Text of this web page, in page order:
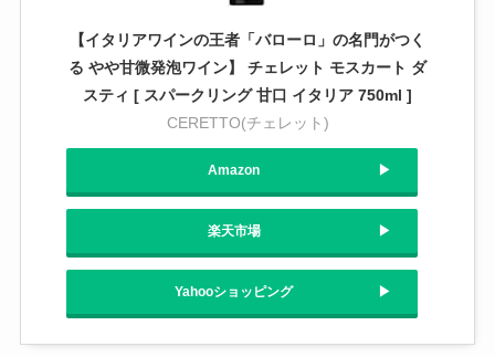
【イタリアワインの王者「バローロ」の名門がつく
る やや甘微発泡ワイン】 チェレット モスカート ダ
スティ [ スパークリング 甘口 イタリア 750ml ]
CERETTO(チェレット)
Amazon
楽天市場
Yahooショッピング